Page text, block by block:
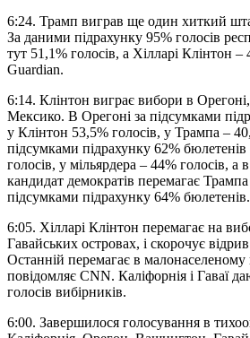
6:24. Трамп виграв ще один хиткий
За даними підрахунку 95% голосів
тут 51,1% голосів, а Хілларі Клінтон
Guardian.
6:14. Клінтон виграє вибори в
Мексико. В Орегоні за підсумками
у Клінтон 53,5% голосів, у Трампа –
підсумками підрахунку 62%
голосів, у мільярдера – 44% голосів,
кандидат демократів перемагає
підсумками підрахунку 64% бюлетенів.
6:05. Хілларі Клінтон перемагає на
Гавайських островах, і скорочує
Останній перемагає в малонаселеному
повідомляє CNN. Каліфорнія і Гаваї
голосів вибірників.
6:00. Завершилося голосування в